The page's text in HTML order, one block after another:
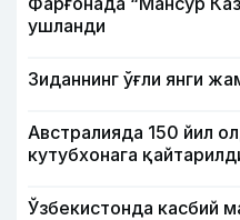
ушланди
Зиданнинг ўғли янги
Австралияда 150 йил
кутубхонага
Ўзбекистонда касбий